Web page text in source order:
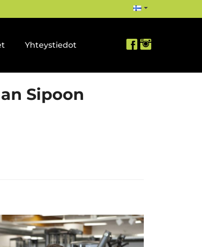
Yhteystiedot
Sipoon